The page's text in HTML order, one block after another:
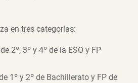
en tres categorías:
2º, 3º y 4º de la ESO y FP
1º y 2º de Bachillerato y FP de